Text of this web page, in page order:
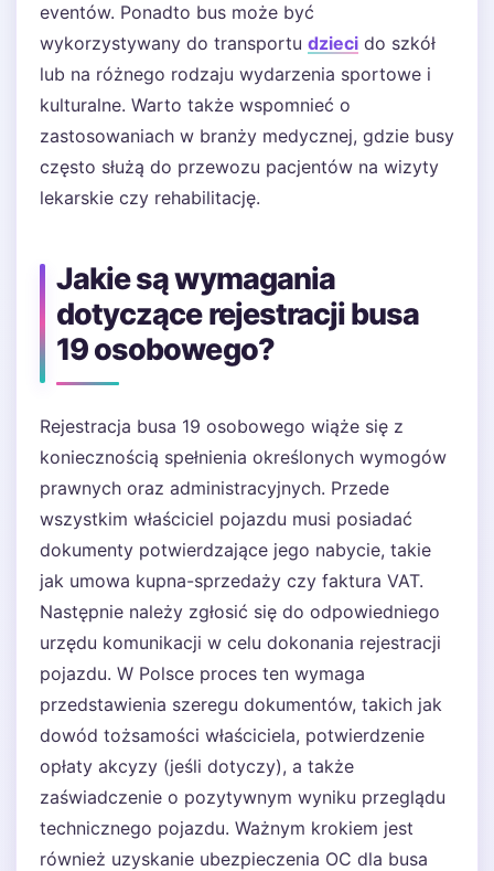
eventów. Ponadto bus może być
wykorzystywany do transportu dzieci do szkół
lub na różnego rodzaju wydarzenia sportowe i
kulturalne. Warto także wspomnieć o
zastosowaniach w branży medycznej, gdzie busy
często służą do przewozu pacjentów na wizyty
lekarskie czy rehabilitację.
Jakie są wymagania
dotyczące rejestracji busa
19 osobowego?
Rejestracja busa 19 osobowego wiąże się z
koniecznością spełnienia określonych wymogów
prawnych oraz administracyjnych. Przede
wszystkim właściciel pojazdu musi posiadać
dokumenty potwierdzające jego nabycie, takie
jak umowa kupna-sprzedaży czy faktura VAT.
Następnie należy zgłosić się do odpowiedniego
urzędu komunikacji w celu dokonania rejestracji
pojazdu. W Polsce proces ten wymaga
przedstawienia szeregu dokumentów, takich jak
dowód tożsamości właściciela, potwierdzenie
opłaty akcyzy (jeśli dotyczy), a także
zaświadczenie o pozytywnym wyniku przeglądu
technicznego pojazdu. Ważnym krokiem jest
również uzyskanie ubezpieczenia OC dla busa